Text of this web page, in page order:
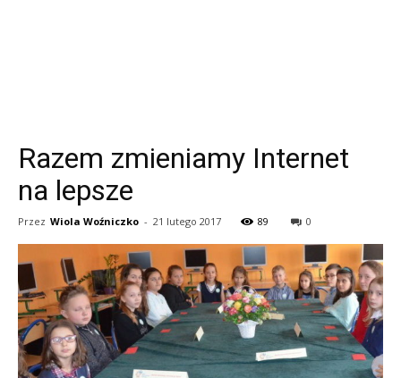
Razem zmieniamy Internet
na lepsze
Przez Wiola Woźniczko - 21 lutego 2017 89 0